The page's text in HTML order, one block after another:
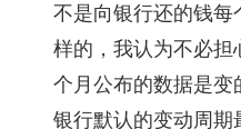
不是向银行还的钱每
样的，我认为不必担
个月公布的数据是变
银行默认的变动周期